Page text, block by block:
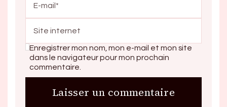
Enregistrer mon nom, mon e-mail et mon site
dans le navigateur pour mon prochain
commentaire.